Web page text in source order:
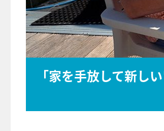
「家を手放して新し